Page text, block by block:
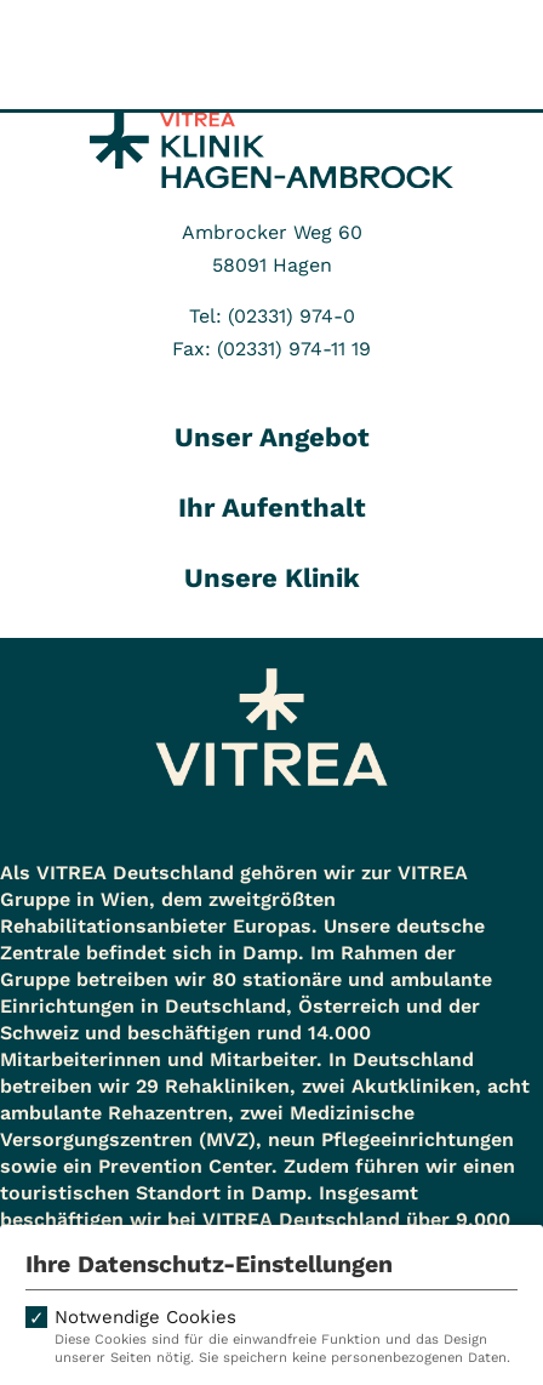
Ambrocker Weg 60
58091 Hagen
Tel: (02331) 974-0
Fax: (02331) 974-11 19
Unser Angebot
Ihr Aufenthalt
Unsere Klinik
Als VITREA Deutschland gehören wir zur VITREA
Gruppe in Wien, dem zweitgrößten
Rehabilitationsanbieter Europas. Unsere deutsche
Zentrale befindet sich in Damp. Im Rahmen der
Gruppe betreiben wir 80 stationäre und ambulante
Einrichtungen in Deutschland, Österreich und der
Schweiz und beschäftigen rund 14.000
Mitarbeiterinnen und Mitarbeiter. In Deutschland
betreiben wir 29 Rehakliniken, zwei Akutkliniken, acht
ambulante Rehazentren, zwei Medizinische
Versorgungszentren (MVZ), neun Pflegeeinrichtungen
sowie ein Prevention Center. Zudem führen wir einen
touristischen Standort in Damp. Insgesamt
beschäftigen wir bei VITREA Deutschland über 9.000
Kliniken
Ambulant
Ihre Datenschutz-Einstellungen
Notwendige Cookies
Diese Cookies sind für die einwandfreie Funktion und das Design
unserer Seiten nötig. Sie speichern keine personenbezogenen Daten.